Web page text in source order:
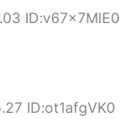
ID:v67x7MlE0
ID:ot1afgVK0